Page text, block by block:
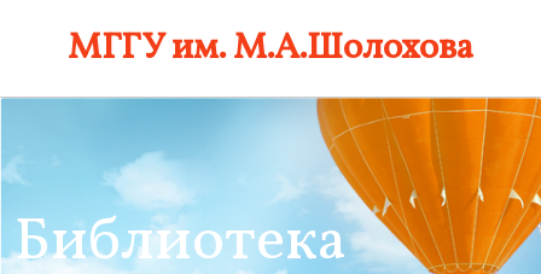
МГГУ им. М.А.Шолохова
Библиотека